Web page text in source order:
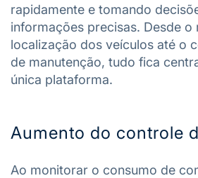
rapidamente e tomando
informações precisas. Desde
localização dos veículos até o
de manutenção, tudo fica
única plataforma.
Aumento do controle
Ao monitorar o consumo de